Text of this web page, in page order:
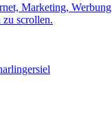
Marketing, Werbung
scrollen.